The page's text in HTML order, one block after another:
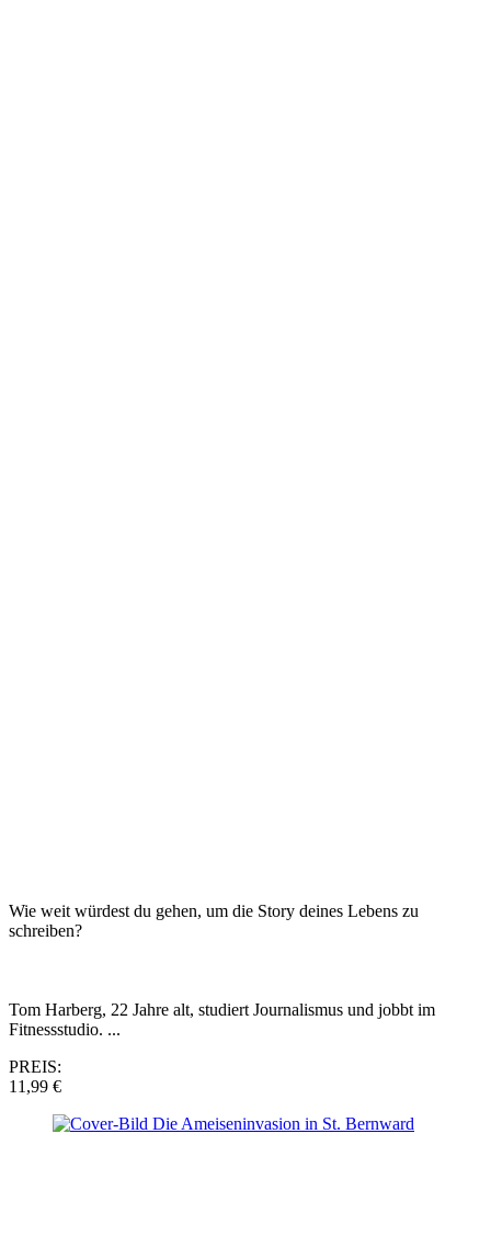
Wie weit würdest du gehen, um die Story deines Lebens zu
schreiben?
Tom Harberg, 22 Jahre alt, studiert Journalismus und jobbt im
Fitnessstudio. ...
PREIS:
11,99 €